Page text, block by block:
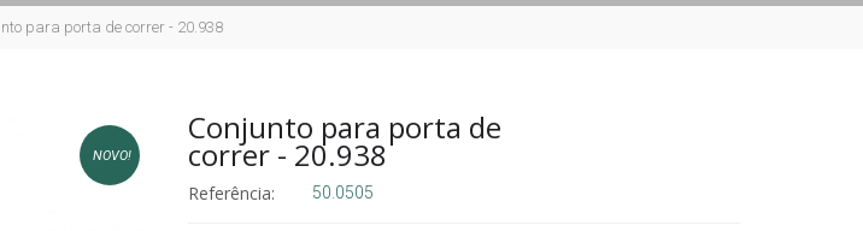
para porta de correr - 20.938
NOVO!
Conjunto para porta de
correr - 20.938
Referência: 50.0505